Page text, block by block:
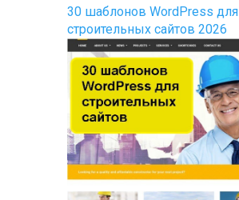
30 шаблонов WordPress для
строительных сайтов 2026